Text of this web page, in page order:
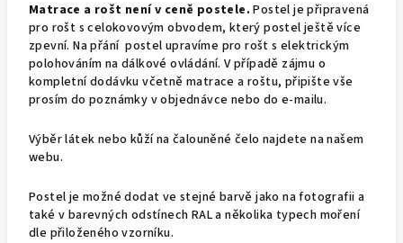
Matrace a rošt není v ceně postele. Postel je připravená
pro rošt s celokovovým obvodem, který postel ještě více
zpevní. Na přání postel upravíme pro rošt s elektrickým
polohováním na dálkové ovládání. V případě zájmu o
kompletní dodávku včetně matrace a roštu, připište vše
prosím do poznámky v objednávce nebo do e-mailu.
Výběr látek nebo kůží na čalouněné čelo najdete na našem
webu.
Postel je možné dodat ve stejné barvě jako na fotografii a
také v barevných odstínech RAL a několika typech moření
dle přiloženého vzorníku.